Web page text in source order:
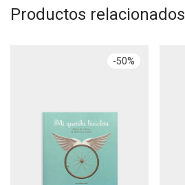
Productos relacionados
-50%